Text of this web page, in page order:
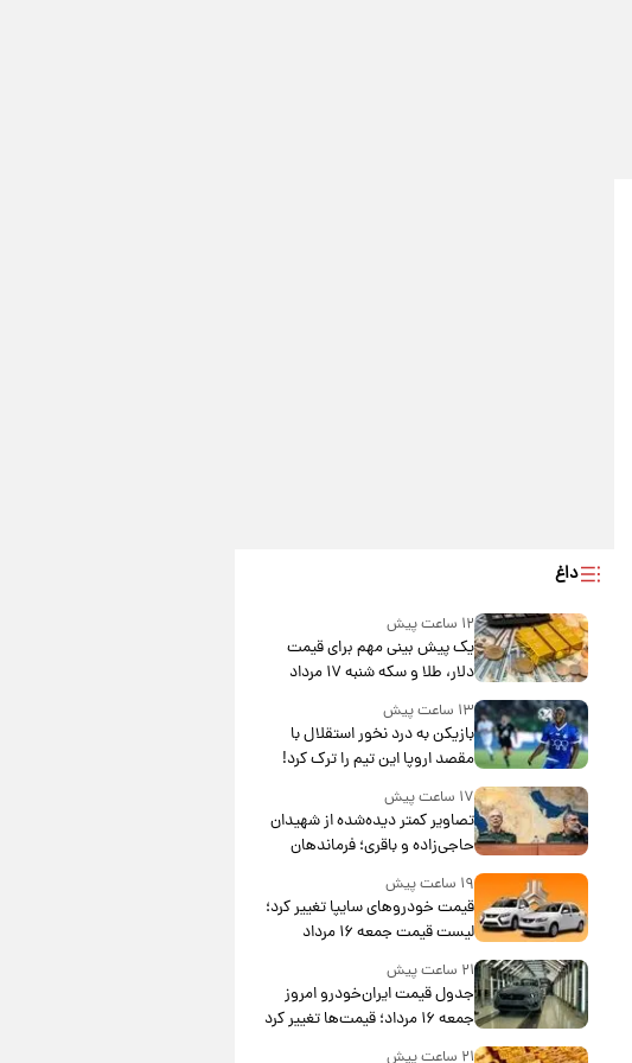
داغ
۱۲ ساعت پیش
یک پیش ‌بینی مهم برای قیمت
دلار، طلا و سکه شنبه ۱۷ مرداد
۱۴۰۵
۱۳ ساعت پیش
بازیکن به درد نخور استقلال با
مقصد اروپا این تیم را ترک کرد!
۱۷ ساعت پیش
تصاویر کمتر دیده‌شده از شهیدان
حاجی‌زاده و باقری؛ فرماندهان
شهید هوافضای ایران
۱۹ ساعت پیش
قیمت خودروهای سایپا تغییر کرد؛
لیست قیمت جمعه ۱۶ مرداد
منتشر شد
۲۱ ساعت پیش
جدول قیمت ایران‌خودرو امروز
جمعه ۱۶ مرداد؛ قیمت‌ها تغییر کرد
۲۱ ساعت پیش